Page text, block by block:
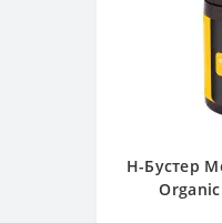
Н-Бустер